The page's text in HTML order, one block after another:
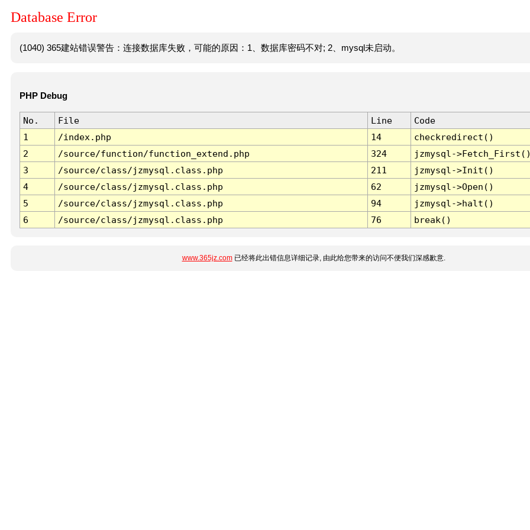
Database Error
(1040) 365建站错误警告：连接数据库失败，可能的原因：1、数据库密码不对; 2、mysql未启动。
PHP Debug
No. File Line
Code
1
/index.php 14
checkredirect()
2
/source/function/function_extend.php 324
jzmysql-
3
/source/class/jzmysql.class.php 211
jzmysql->Init()
4
/source/class/jzmysql.class.php 62
jzmysql->Open()
5
/source/class/jzmysql.class.php 94
jzmysql->halt()
6
/source/class/jzmysql.class.php 76 break()
www.365jz.com已经将此出错信息详细记录, 由此给您带来的访问不便我们深感歉意.